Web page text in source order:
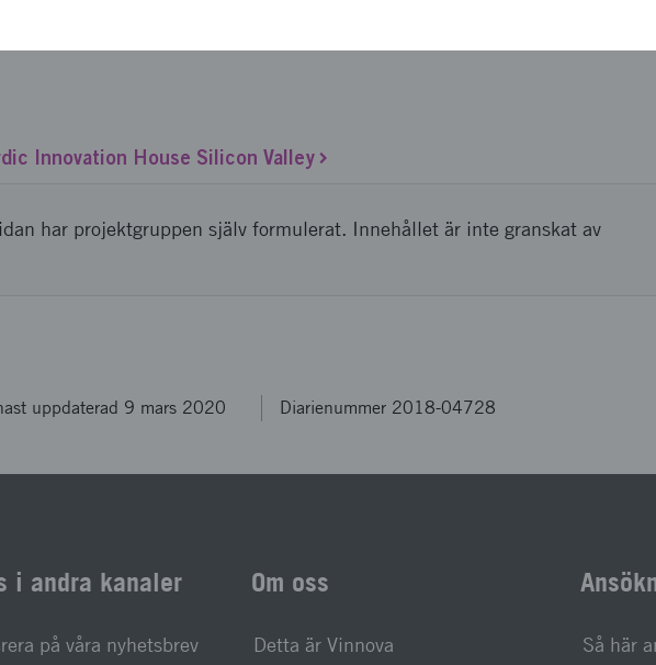
Innovation House Silicon Valley
har projektgruppen själv formulerat. Innehållet är inte granskat av
uppdaterad 9 mars 2020 Diarienummer 2018-04728
i andra kanaler
på våra nyhetsbrev
Om oss
Detta är Vinnova Så här